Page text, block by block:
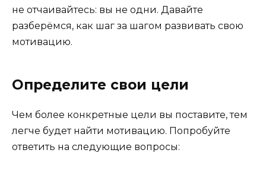
не отчаивайтесь: вы не одни. Давайте
разберёмся, как шаг за шагом развивать свою
мотивацию.
Определите свои цели
Чем более конкретные цели вы поставите, тем
легче будет найти мотивацию. Попробуйте
ответить на следующие вопросы: